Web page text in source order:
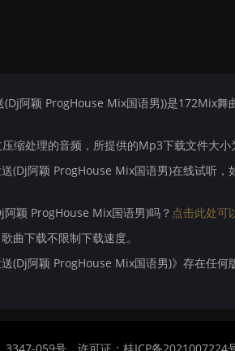
阿颖 ProgHouse Mix国语男))是172Mix舞
缩处理的音频，所提供的Mp3下载文件大
(Dj阿颖 ProgHouse Mix国语男)在线试听，
颖 ProgHouse Mix国语男)吗？ 点击此处可
曲下载不限制下载速度。
(Dj阿颖 ProgHouse Mix国语男)》存在任何
3347-059号 许可证：桂ICP备2021007224